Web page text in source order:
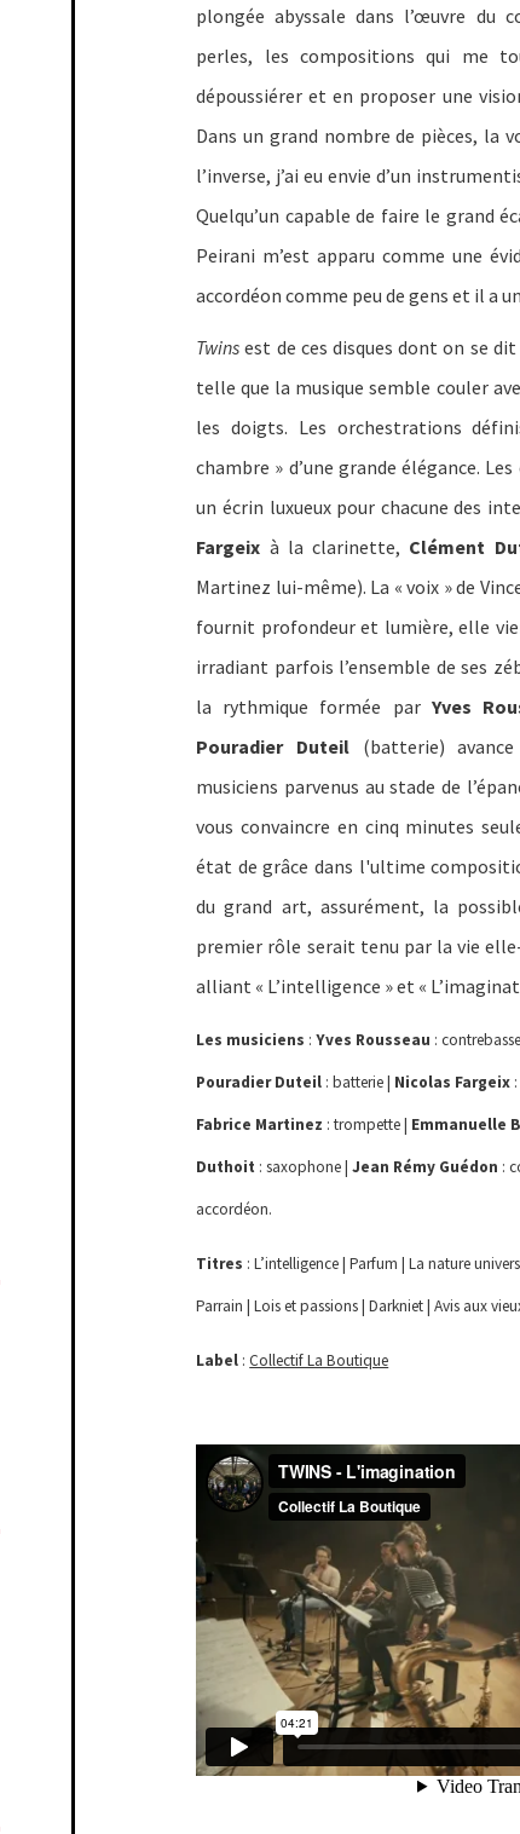
plongée abyssale dans l’œuvre du
perles, les compositions qui me
dépoussiérer et en proposer une
Dans un grand nombre de pièces, la
l’inverse, j’ai eu envie d’un
Quelqu’un capable de faire le grand
Peirani m’est apparu comme une
accordéon comme peu de gens et il a
Twins est de ces disques dont on se
telle que la musique semble couler
les doigts. Les orchestrations
chambre » d’une grande élégance.
un écrin luxueux pour chacune des
Fargeix à la clarinette, Clément
Martinez lui-même). La « voix » de
fournit profondeur et lumière, elle
irradiant parfois l’ensemble de ses
la rythmique formée par Yves
Pouradier Duteil(batterie)
musiciens parvenus au stade de
vous convaincre en cinq minutes
état de grâce dans l'ultime
du grand art, assurément, la
premier rôle serait tenu par la vie
alliant « L’intelligence » et «
Les musiciens :Yves Rousseau :
Pouradier Duteil : batterie | Nicolas Fargeix
Fabrice Martinez : trompette | Emmanuelle
Duthoit : saxophone |Jean Rémy Guédon :
accordéon.
Titres : L’intelligence | Parfum | La nature
Parrain | Lois et passions | Darkniet | Avis aux
Label :Collectif La Boutique